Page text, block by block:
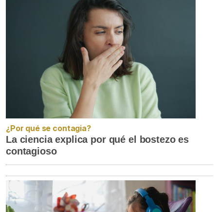
¿Por qué se contagia?
La ciencia explica por qué el bostezo es
contagioso